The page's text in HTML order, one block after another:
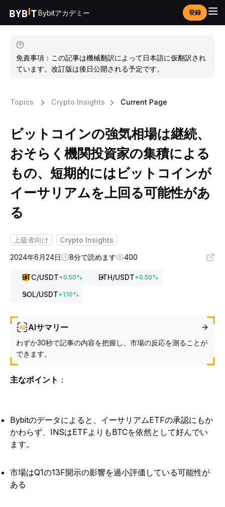
Bybitアカデミー 登録
免責事項：この記事は機械翻訳によって日本語に仮翻訳され
ています。改訂版は後日公開される予定です。
Topics Crypto Insights Current Page
ビットコインの強気相場は継続、
おそらく機関投資家の集積による
もの、短期的にはビットコインが
イーサリアムを上回る可能性があ
る
上級者向け
Crypto Insights
2024年6月24日
8分で読めます 400
BTC/USDT+0.50% ETH/USDT+0.50%
SOL/USDT+1.10%
AIサマリー
わずか30秒で記事の内容を把握し、市場の反応を測ることが
できます。
主なポイント ：
Bybitのデータによると、イーサリアムETFの承認にもか
かわらず、INSはETFよりもBTCを依然として好んでい
ます。
市場はQ1の13F開示の影響を過小評価している可能性が
ある